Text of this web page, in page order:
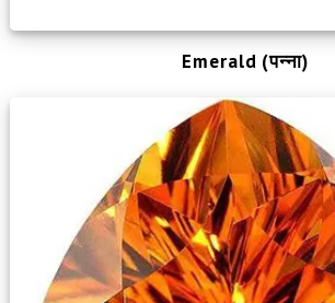
Emerald (पन्ना)